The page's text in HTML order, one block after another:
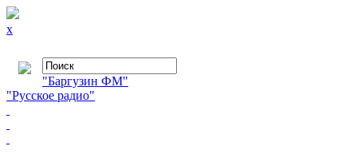
x
"Баргузин ФМ"
"Русское радио"